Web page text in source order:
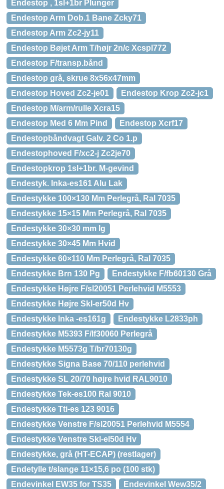
Endestop , 1sl+1br Plunger
Endestop Arm Dob.1 Bane Zcky71
Endestop Arm Zc2-jy11
Endestop Bøjet Arm T/højr 2n/c Xcspl772
Endestop F/transp.bånd
Endestop grå, skrue 8x56x47mm
Endestop Hoved Zc2-je01
Endestop Krop Zc2-jc1
Endestop M/arm/rulle Xcra15
Endestop Med 6 Mm Pind
Endestop Xcrf17
Endestopbåndvagt Galv. 2 Co 1.p
Endestophoved F/xc2-j Zc2je70
Endestopkrop 1sl+1br. M-gevind
Endestyk. Inka-es161 Alu Lak
Endestykke 100×130 Mm Perlegrå, Ral 7035
Endestykke 15×15 Mm Perlegrå, Ral 7035
Endestykke 30×30 mm lg
Endestykke 30×45 Mm Hvid
Endestykke 60×110 Mm Perlegrå, Ral 7035
Endestykke Brn 130 Pg
Endestykke F/fb60130 Grå
Endestykke Højre F/sl20051 Perlehvid M5553
Endestykke Højre Skl-er50d Hv
Endestykke Inka -es161g
Endestykke L2833ph
Endestykke M5393 F/lf30060 Perlegrå
Endestykke M5573g T/br70130g
Endestykke Signa Base 70/110 perlehvid
Endestykke SL 20/70 højre hvid RAL9010
Endestykke Tek-es100 Ral 9010
Endestykke Tti-es 123 9016
Endestykke Venstre F/sl20051 Perlehvid M5554
Endestykke Venstre Skl-el50d Hv
Endestykke, grå (HT-ECAP) (restlager)
Endetylle t/slange 11×15,6 po (100 stk)
Endevinkel EW35 for TS35
Endevinkel Wew35/2